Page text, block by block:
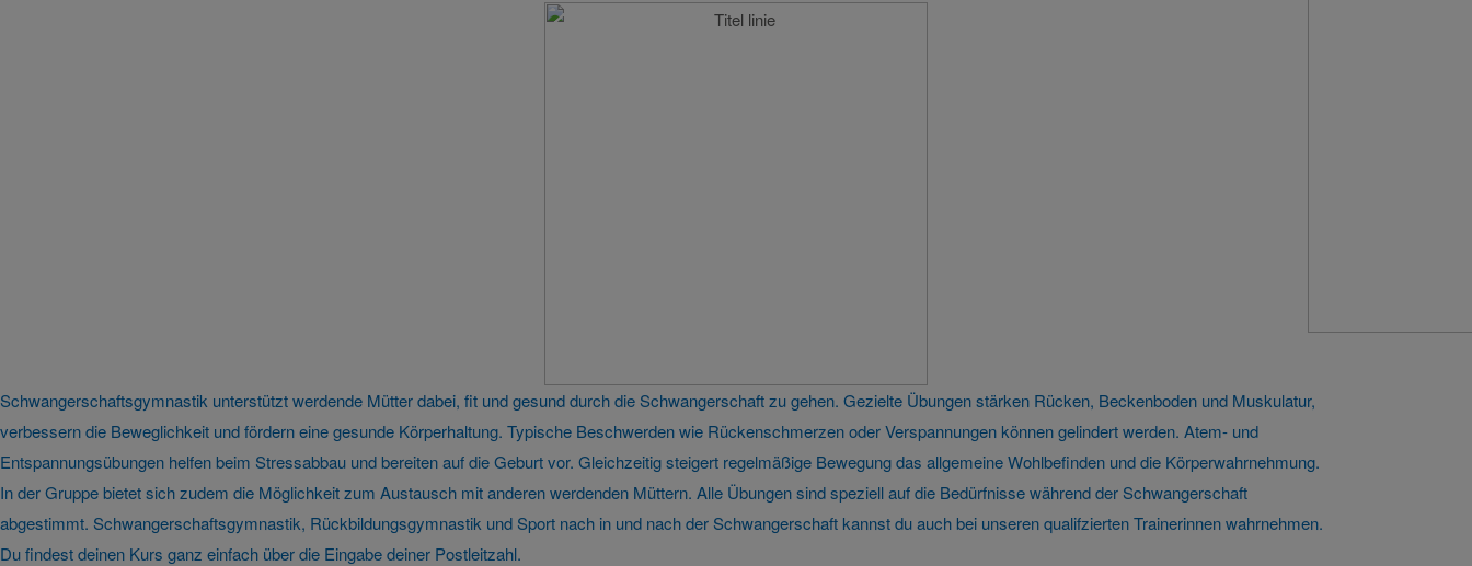
Schwangerschaftsgymnastik unterstützt werdende Mütter dabei, fit und gesund durch die Schwangerschaft zu gehen. Gezielte Übungen stärken Rücken, Beckenboden und Muskulatur,
verbessern die Beweglichkeit und fördern eine gesunde Körperhaltung. Typische Beschwerden wie Rückenschmerzen oder Verspannungen können gelindert werden. Atem- und
Entspannungsübungen helfen beim Stressabbau und bereiten auf die Geburt vor. Gleichzeitig steigert regelmäßige Bewegung das allgemeine Wohlbefinden und die Körperwahrnehmung.
In der Gruppe bietet sich zudem die Möglichkeit zum Austausch mit anderen werdenden Müttern. Alle Übungen sind speziell auf die Bedürfnisse während der Schwangerschaft
abgestimmt. Schwangerschaftsgymnastik, Rückbildungsgymnastik und Sport nach in und nach der Schwangerschaft kannst du auch bei unseren qualifzierten Trainerinnen wahrnehmen.
Du findest deinen Kurs ganz einfach über die Eingabe deiner Postleitzahl.